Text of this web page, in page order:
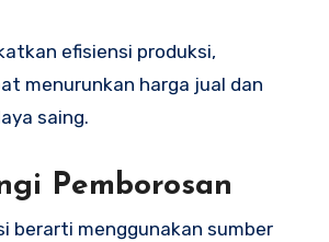
efisiensi produksi,
menurunkan harga jual dan
saing.
Pemborosan
berarti menggunakan sumber